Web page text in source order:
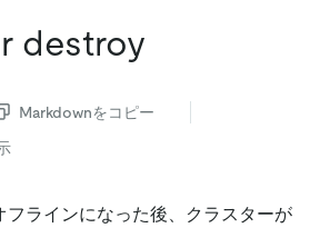
destroy
Markdownをコピー
フラインになった後、クラスターが